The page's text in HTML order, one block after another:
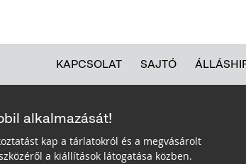
KAPCSOLAT SAJTÓ
alkalmazását!
kap a tárlatokról és a megvásárolt
a kiállítások látogatása közben.